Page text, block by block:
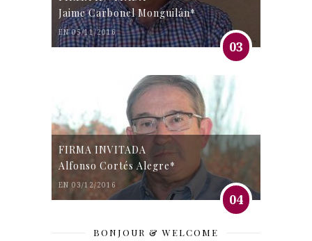
Jaime Carbonel Monguilán*
EN 05/11/2016
03
FIRMA INVITADA
Alfonso Cortés Alegre*
EN 03/12/2016
04
BONJOUR & WELCOME